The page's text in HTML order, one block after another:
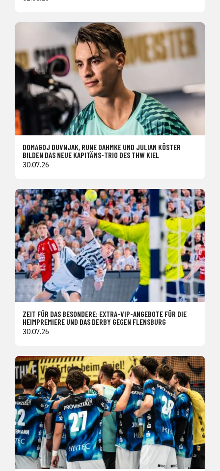
DOMAGOJ DUVNJAK, RUNE DAHMKE UND JULIAN KÖSTER
BILDEN DAS NEUE KAPITÄNS-TRIO DES THW KIEL
30.07.26
ZEIT FÜR DAS BESONDERE: EXTRA-VIP-ANGEBOTE FÜR DIE
HEIMPREMIERE UND DAS DERBY GEGEN FLENSBURG
30.07.26